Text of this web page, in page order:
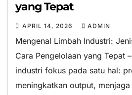
yang Tepat
APRIL 14, 2026 ADMIN
Mengenal Limbah Industri:
Cara Pengelolaan yang Tepat
industri fokus pada satu hal:
meningkatkan output,